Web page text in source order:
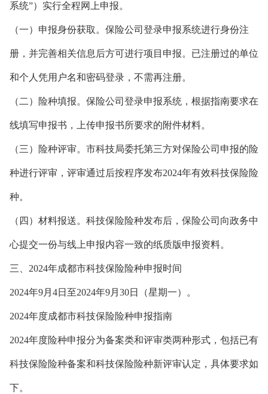
系统”）实行全程网上申报。
（一）申报身份获取。保险公司登录申报系统进行身份注
册，并完善相关信息后方可进行项目申报。已注册过的单位
和个人凭用户名和密码登录，不需再注册。
（二）险种填报。保险公司登录申报系统，根据指南要求在
线填写申报书，上传申报书所要求的附件材料。
（三）险种评审。市科技局委托第三方对保险公司申报的险
种进行评审，评审通过后按程序发布2024年有效科技保险险
种。
（四）材料报送。科技保险险种发布后，保险公司向政务中
心提交一份与线上申报内容一致的纸质版申报资料。
三、2024年成都市科技保险险种申报时间
2024年9月4日至2024年9月30日（星期一）。
2024年度成都市科技保险险种申报指南
2024年度险种申报分为备案类和评审类两种形式，包括已有
科技保险险种备案和科技保险险种新评审认定，具体要求如
下。